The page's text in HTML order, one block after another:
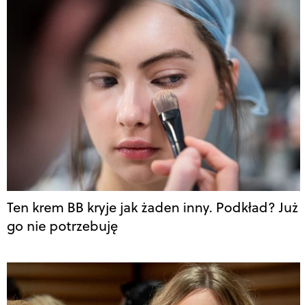
Ten krem BB kryje jak żaden inny. Podkład? Już
go nie potrzebuję